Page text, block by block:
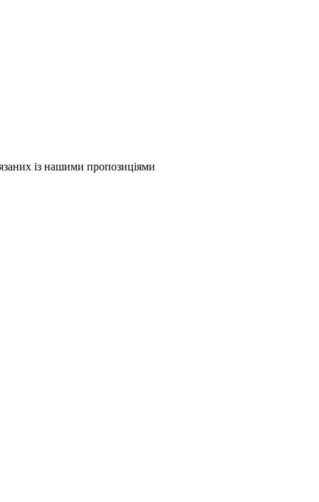
із нашими пропозиціями